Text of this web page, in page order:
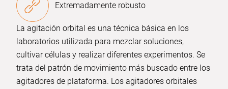
Extremadamente robusto
La agitación orbital es una técnica básica en los
laboratorios utilizada para mezclar soluciones,
cultivar células y realizar diferentes experimentos. Se
trata del patrón de movimiento más buscado entre los
agitadores de plataforma. Los agitadores orbitales